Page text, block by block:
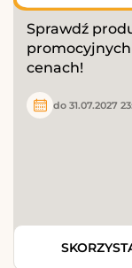
Sprawdź
promocyjnych
cenach!
do 31.07.2027